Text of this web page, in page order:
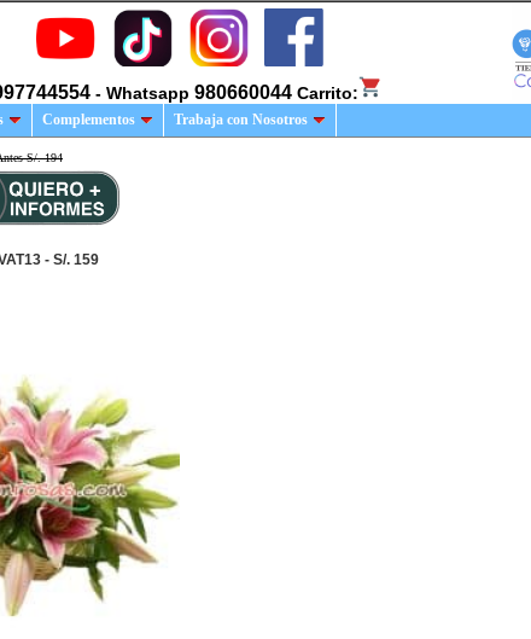
- Whatsapp 980660044 Carrito:
Complementos Trabaja con Nosotros
S/. 194
- S/. 159